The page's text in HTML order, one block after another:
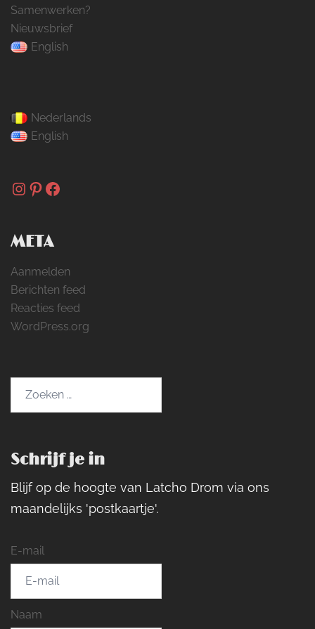
Samenwerken?
Nieuwsbrief
English
Nederlands
English
Instagram
Pinterest
Facebook
META
Aanmelden
Berichten feed
Reacties feed
WordPress.org
Schrijf je in
Blijf op de hoogte van Latcho Drom via ons
maandelijks 'postkaartje'.
E-mail
Naam